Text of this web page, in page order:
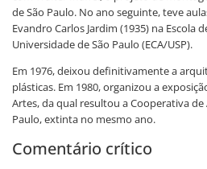
de São Paulo. No ano seguinte, teve
Evandro Carlos Jardim (1935) na Escola
Universidade de São Paulo (ECA/USP).
Em 1976, deixou definitivamente a
plásticas. Em 1980, organizou a
Artes, da qual resultou a Cooperativa de
Paulo, extinta no mesmo ano.
Comentário crítico